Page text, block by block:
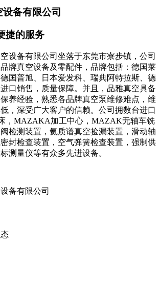
备有限公司
捷的服务
备有限公司坐落于东莞市寮步镇，公司
牌真空设备及零配件，品牌包括：德国莱
国普旭、日本爱发科、瑞典阿特拉斯、德
口销售，质量保障。并且，品雅真空具备
养经验，熟悉各品牌真空泵维修难点，维
，深受广大客户的信赖。公司拥数台进口
，MAZAKA加工中心，MAZAK无轴车铣
检测装置，氦质谱真空捡漏装置，滑动轴
封检查装置，空气弹簧检查装置，强制供
测量仪等有众多先进设备。